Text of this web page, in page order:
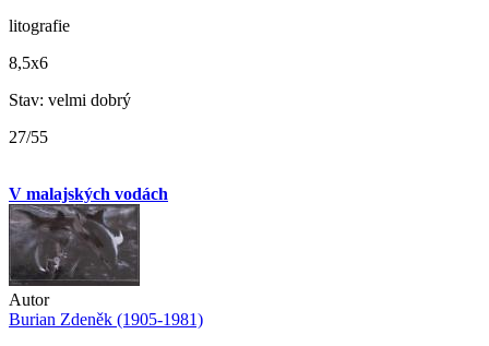
litografie
8,5x6
Stav: velmi dobrý
27/55
V malajských vodách
Autor
Burian Zdeněk (1905-1981)